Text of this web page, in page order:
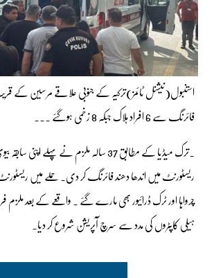
استنبول(نیشنل ٹائمز)ترکیہ کے جنوبی علاقے مرسین کے
فائرنگ سے 6 افراد ہلاک جبکہ 8 زخمی ہوگئے ۔۔۔
۔ترک میڈیا کے مطابق 37 سالہ ملزم نے پہلے
ریسٹورنٹ میں اندھا دھند فائرنگ کر دی۔ حملے میں
چرواہا اور ٹرک ڈرائیور بھی مارے گئے ۔ واقعے کے بعد ملزم
ہیلی کاپٹروں کی مدد سے سرچ آپریشن شروع کر دیا۔